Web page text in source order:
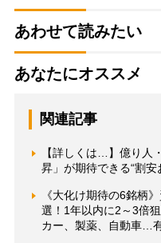
あわせて読みたい
あなたにオススメ
関連記事
【詳しくは…】億り人
昇」が期待できる“割安
《大化け期待の6銘柄
選！1年以内に2～3倍
カー、製薬、自動車…